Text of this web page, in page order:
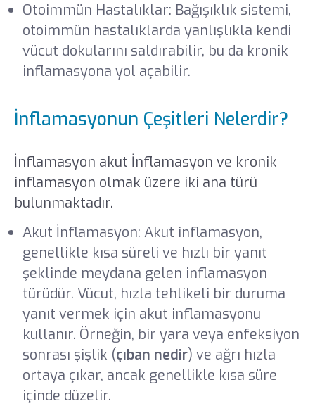
Otoimmün Hastalıklar: Bağışıklık sistemi,
otoimmün hastalıklarda yanlışlıkla kendi
vücut dokularını saldırabilir, bu da kronik
inflamasyona yol açabilir.
İnflamasyonun Çeşitleri Nelerdir?
İnflamasyon akut İnflamasyon ve kronik
inflamasyon olmak üzere iki ana türü
bulunmaktadır.
Akut İnflamasyon: Akut inflamasyon,
genellikle kısa süreli ve hızlı bir yanıt
şeklinde meydana gelen inflamasyon
türüdür. Vücut, hızla tehlikeli bir duruma
yanıt vermek için akut inflamasyonu
kullanır. Örneğin, bir yara veya enfeksiyon
sonrası şişlik (çıban nedir) ve ağrı hızla
ortaya çıkar, ancak genellikle kısa süre
içinde düzelir.